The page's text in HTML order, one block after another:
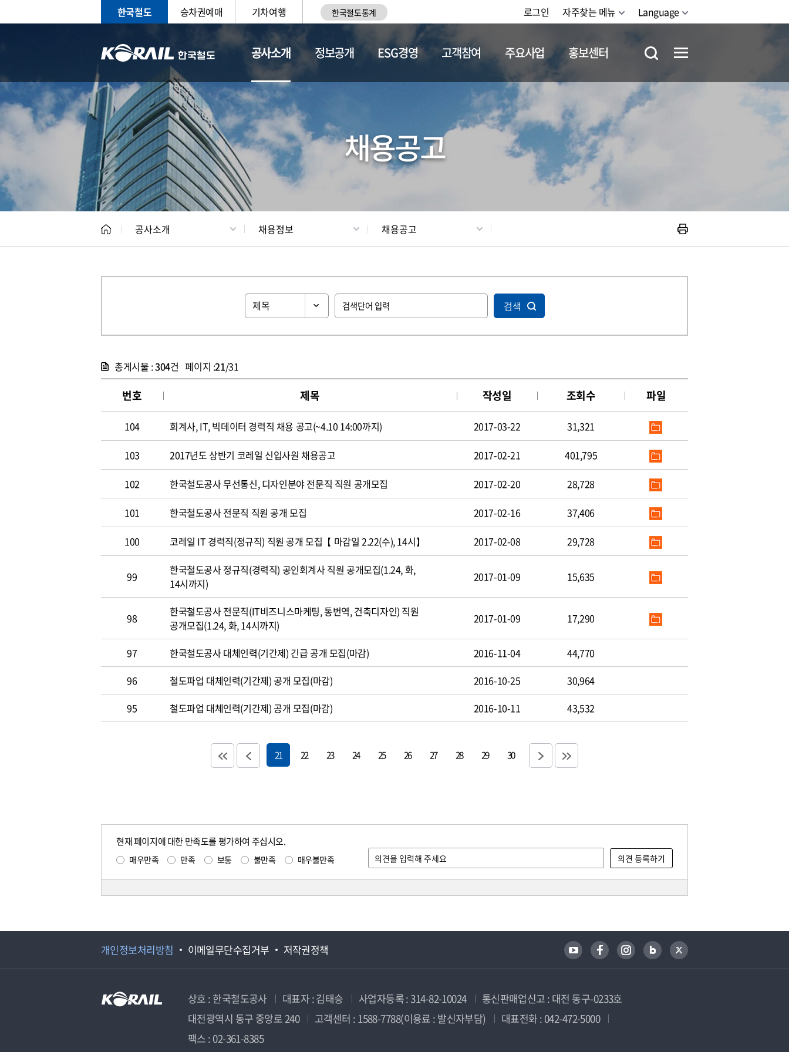
한국철도 승차권예매 기차여행 한국철도통계 로그인 자주찾는 메뉴 Language
공사소개
CEO 일반현황 채용정보
정보공개 ESG경영 고객참여 주요사업 홍보센터
채용공고
공사소개 채용정보 채용공고
검색
총게시물 :304건 페이지 :21/31
번호 제목 작성일 조회수 파일
104 회계사, IT, 빅데이터 경력직 채용 공고(~4.10 14:00까지) 2017-03-22 31,321
103 2017년도 상반기 코레일 신입사원 채용공고 2017-02-21 401,795
102 한국철도공사 무선통신, 디자인분야 전문직 직원 공개모집 2017-02-20 28,728
101 한국철도공사 전문직 직원 공개 모집 2017-02-16 37,406
100 코레일 IT 경력직(정규직) 직원 공개 모집【 마감일 2.22(수), 14시】 2017-02-08 29,728
99
한국철도공사 정규직(경력직) 공인회계사 직원 공개모집(1.24, 화,
14시까지)
2017-01-09 15,635
98
한국철도공사 전문직(IT비즈니스마케팅, 통번역, 건축디자인) 직원
공개모집(1.24, 화, 14시까지)
2017-01-09 17,290
97 한국철도공사 대체인력(기간제) 긴급 공개 모집(마감) 2016-11-04
44,770
96
철도파업 대체인력(기간제) 공개 모집(마감) 2016-10-25
30,964
95
철도파업 대체인력(기간제) 공개 모집(마감) 2016-10-11 43,532
21 22 23 24 25 26 27 28 29 30
현재 페이지에 대한 만족도를 평가하여 주십시오.
매우만족 만족 보통 불만족 매우불만족
개인정보처리방침 이메일무단수집거부 저작권정책
상호 : 한국철도공사 대표자 : 김태승 사업자등록 : 314-82-10024
통신판매업신고 : 대전 동구-0233호
대전광역시 동구 중앙로 240
고객센터 : 1588-7788(이용료 : 발신자부담)
대표전화 : 042-472-5000
팩스 : 02-361-8385